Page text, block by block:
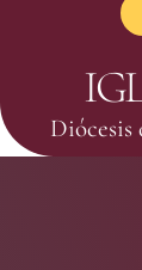
Diócesis